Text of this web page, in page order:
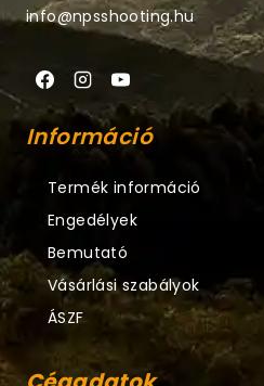
info@npsshooting.hu
Információ
Termék információ
Engedélyek
Bemutató
Vásárlási szabályok
ÁSZF